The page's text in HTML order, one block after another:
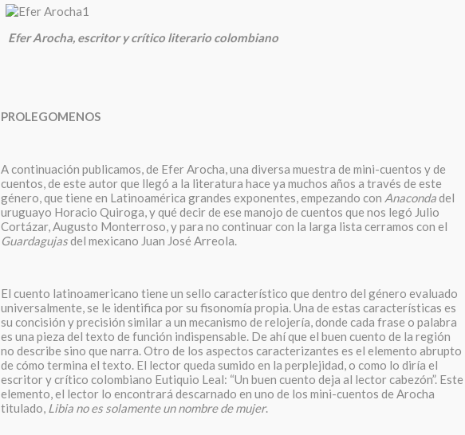
Efer Arocha, escritor y crítico literario colombiano
PROLEGOMENOS
A continuación publicamos, de Efer Arocha, una diversa muestra de mini-cuentos y de
cuentos, de este autor que llegó a la literatura hace ya muchos años a través de este
género, que tiene en Latinoamérica grandes exponentes, empezando con Anacondadel
uruguayo Horacio Quiroga, y qué decir de ese manojo de cuentos que nos legó Julio
Cortázar, Augusto Monterroso, y para no continuar con la larga lista cerramos con el
Guardagujasdel mexicano Juan José Arreola.
El cuento latinoamericano tiene un sello característico que dentro del género evaluado
universalmente, se le identifica por su fisonomía propia. Una de estas características es
su concisión y precisión similar a un mecanismo de relojería, donde cada frase o palabra
es una pieza del texto de función indispensable. De ahí que el buen cuento de la región
no describe sino que narra. Otro de los aspectos caracterizantes es el elemento abrupto
de cómo termina el texto. El lector queda sumido en la perplejidad, o como lo diría el
escritor y crítico colombiano Eutiquio Leal: “Un buen cuento deja al lector cabezón”. Este
elemento, el lector lo encontrará descarnado en uno de los mini-cuentos de Arocha
titulado, Libia no es solamente un nombre de mujer.